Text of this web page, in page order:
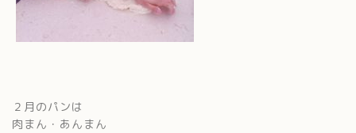
２月のパンは
肉まん・あんまん